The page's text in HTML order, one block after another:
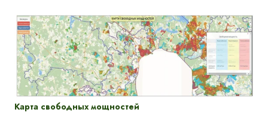
Карта свободных мощностей